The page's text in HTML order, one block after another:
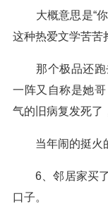
大概意思是“你
这种热爱文学苦苦
那个极品还跑
一阵又自称是她
气的旧病复发死了
当年闹的挺火的
6、邻居家买了
口子。